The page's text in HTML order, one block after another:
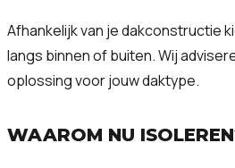
Afhankelijk van je dakconstructie
langs binnen of buiten. Wij
oplossing voor jouw daktype.
WAAROM NU